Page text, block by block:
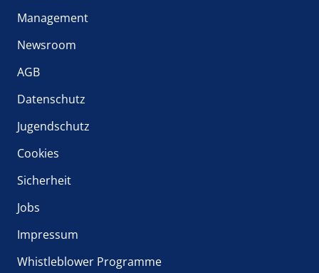
Management
Newsroom
AGB
Datenschutz
Jugendschutz
Cookies
Sicherheit
Jobs
Impressum
Whistleblower Programme